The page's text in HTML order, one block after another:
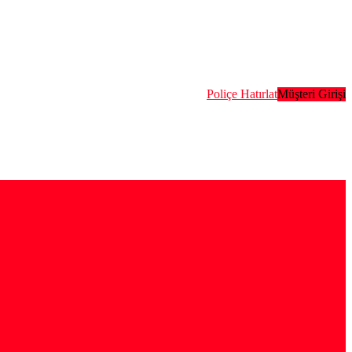
Müşteri Girişi
Poliçe Hatırlat